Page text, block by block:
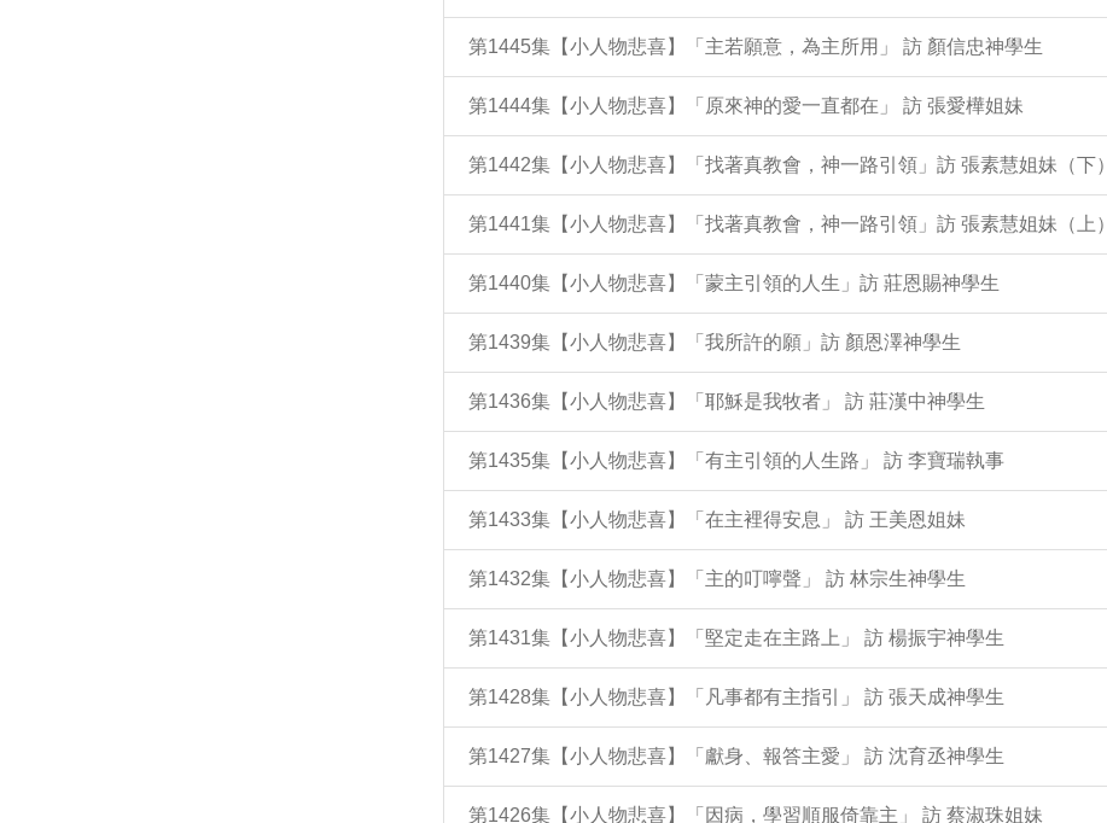
第1445集【小人物悲喜】「主若願意，為主所用」 訪 顏信忠神學生
第1444集【小人物悲喜】「原來神的愛一直都在」 訪 張愛樺姐妹
第1442集【小人物悲喜】「找著真教會，神一路引領」訪 張素慧姐妹（下）
第1441集【小人物悲喜】「找著真教會，神一路引領」訪 張素慧姐妹（上）
第1440集【小人物悲喜】「蒙主引領的人生」訪 莊恩賜神學生
第1439集【小人物悲喜】「我所許的願」訪 顏恩澤神學生
第1436集【小人物悲喜】「耶穌是我牧者」 訪 莊漢中神學生
第1435集【小人物悲喜】「有主引領的人生路」 訪 李寶瑞執事
第1433集【小人物悲喜】「在主裡得安息」 訪 王美恩姐妹
第1432集【小人物悲喜】「主的叮嚀聲」 訪 林宗生神學生
第1431集【小人物悲喜】「堅定走在主路上」 訪 楊振宇神學生
第1428集【小人物悲喜】「凡事都有主指引」 訪 張天成神學生
第1427集【小人物悲喜】「獻身、報答主愛」 訪 沈育丞神學生
第1426集【小人物悲喜】「因病，學習順服倚靠主」 訪 蔡淑珠姐妹